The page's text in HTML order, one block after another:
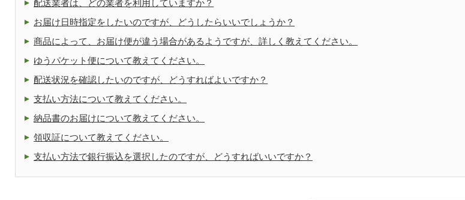
配送業者は、どの業者を利用していますか？
お届け日時指定をしたいのですが、どうしたらいいでしょうか？
商品によって、お届け便が違う場合があるようですが、詳しく教えてください。
ゆうパケット便について教えてください。
配送状況を確認したいのですが、どうすればよいですか？
支払い方法について教えてください。
納品書のお届けについて教えてください。
領収証について教えてください。
支払い方法で銀行振込を選択したのですが、どうすればいいですか？